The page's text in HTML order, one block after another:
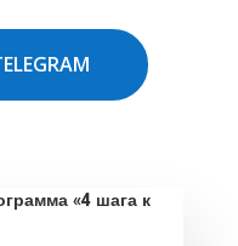
«4 шага к